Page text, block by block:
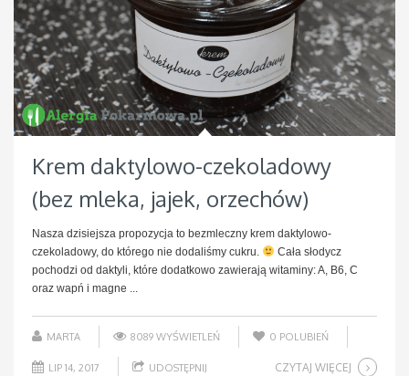
Krem daktylowo-czekoladowy
(bez mleka, jajek, orzechów)
Nasza dzisiejsza propozycja to bezmleczny krem daktylowo-
czekoladowy, do którego nie dodaliśmy cukru.
Cała słodycz
pochodzi od daktyli, które dodatkowo zawierają witaminy: A, B6, C
oraz wapń i magne ...
MARTA 8089 WYŚWIETLEŃ 0 POLUBIEŃ
LIP 14, 2017 UDOSTĘPNIJ CZYTAJ WIĘCEJ